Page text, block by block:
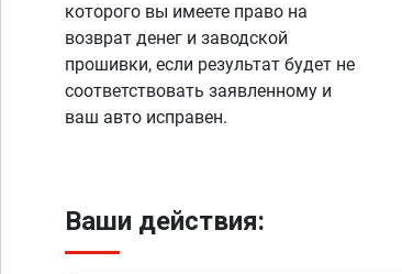
которого вы имеете право на
возврат денег и заводской
прошивки, если результат будет не
соответствовать заявленному и
ваш авто исправен.
Ваши действия: